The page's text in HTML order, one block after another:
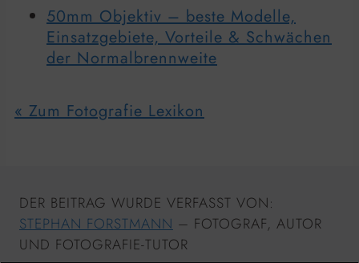
50mm Objektiv – beste Modelle,
Einsatzgebiete, Vorteile & Schwächen
der Normalbrennweite
« Zum Fotografie Lexikon
DER BEITRAG WURDE VERFASST VON:
STEPHAN FORSTMANN – FOTOGRAF, AUTOR
UND FOTOGRAFIE-TUTOR